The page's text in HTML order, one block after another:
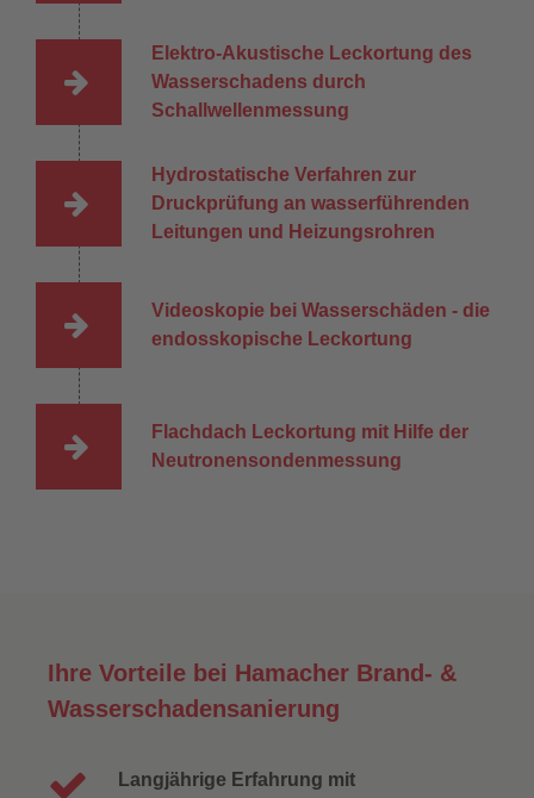
Elektro-Akustische Leckortung des
Wasserschadens durch
Schallwellenmessung
Hydrostatische Verfahren zur
Druckprüfung an wasserführenden
Leitungen und Heizungsrohren
Videoskopie bei Wasserschäden - die
endosskopische Leckortung
Flachdach Leckortung mit Hilfe der
Neutronensondenmessung
Ihre Vorteile bei Hamacher Brand- &
Wasserschadensanierung
Langjährige Erfahrung mit